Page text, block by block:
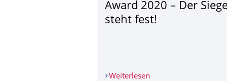
Award 2020 – Der
steht fest!
Weiterlesen SET4FUTURE